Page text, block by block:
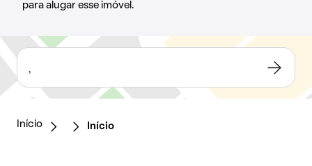
para alugar esse imóvel.
,
Início Início